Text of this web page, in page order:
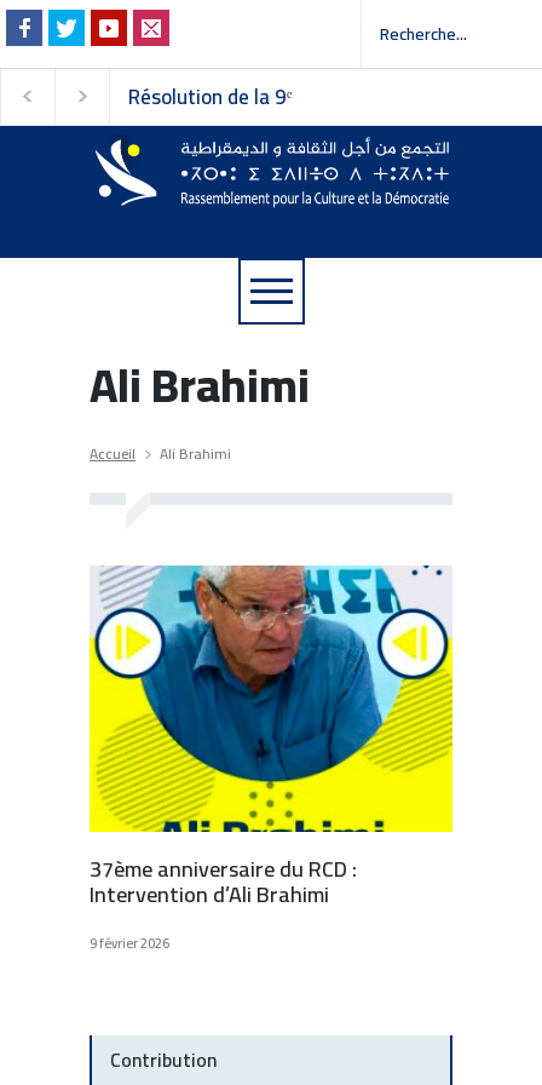
Résolution de la 9ᵉ
session du Conseil
national du
Rassemblement pour la
Culture et la Démocratie
إلى وسائل الإعلام
Ali Brahimi
Accueil Ali Brahimi
37ème anniversaire du RCD :
Intervention d’Ali Brahimi
9 février 2026
Contribution